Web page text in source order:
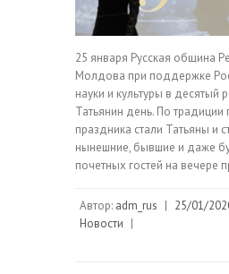
25 января Русская община
Молдова при поддержке
науки и культуры в десятый
Татьянин день. По традиции
праздника стали Татьяны и
нынешние, бывшие и даже
почетных гостей на вечере
Автор: adm_rus | 25/01/
Новости |